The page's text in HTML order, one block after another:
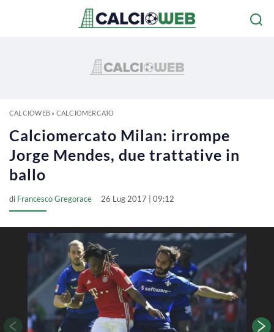
CALCIOWEB» CALCIOMERCATO
Calciomercato Milan: irrompe
Jorge Mendes, due trattative in
ballo
di Francesco Gregorace 26 Lug 2017 | 09:12